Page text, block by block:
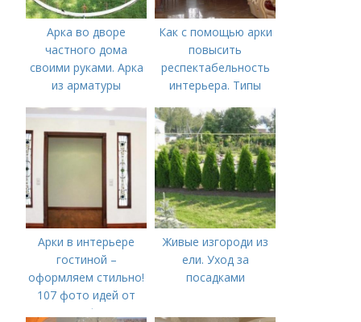
Арка во дворе
частного дома
своими руками. Арка
из арматуры
Как с помощью арки
повысить
респектабельность
интерьера. Типы
используют в
интерьере квартиры
Арки в интерьере
гостиной –
оформляем стильно!
107 фото идей от
профи!
Живые изгороди из
ели. Уход за
посадками